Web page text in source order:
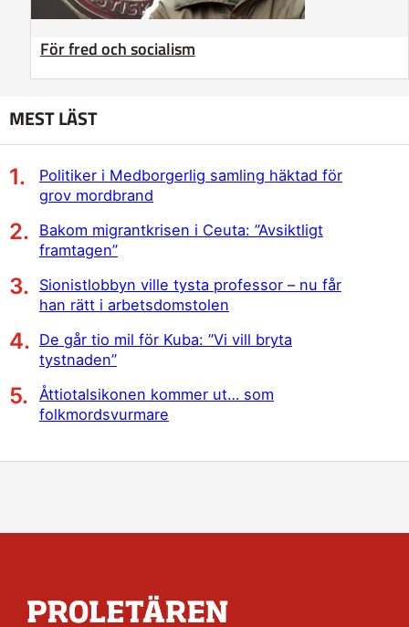
För fred och socialism
MEST LÄST
Politiker i Medborgerlig samling häktad för
grov mordbrand
Bakom migrantkrisen i Ceuta: ”Avsiktligt
framtagen”
Sionistlobbyn ville tysta professor – nu får
han rätt i arbetsdomstolen
De går tio mil för Kuba: ”Vi vill bryta
tystnaden”
Åttiotalsikonen kommer ut… som
folkmordsvurmare